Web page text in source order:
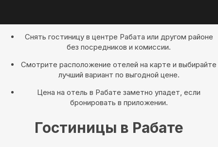
Снять гостиницу в центре Рабата или другом районе
без посредников и комиссии.
Смотрите расположение отелей на карте и выбирайте
лучший вариант по выгодной цене.
Цена на отель в Рабате заметно упадет, если
бронировать в приложении.
Гостиницы в Рабате